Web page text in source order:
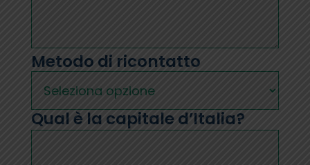
Metodo di ricontatto
Qual è la capitale d’Italia?